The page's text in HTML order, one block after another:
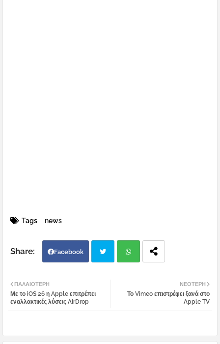
Tags news
Facebook
atsa
ΝΕΌΤΕΡΗ
Το Vimeo επιστρέφει ξανά στο
Apple TV
ΠΑΛΑΙΌΤΕΡΗ
Με το iOS 26 η Apple επιτρέπει
εναλλακτικές λύσεις AirDrop